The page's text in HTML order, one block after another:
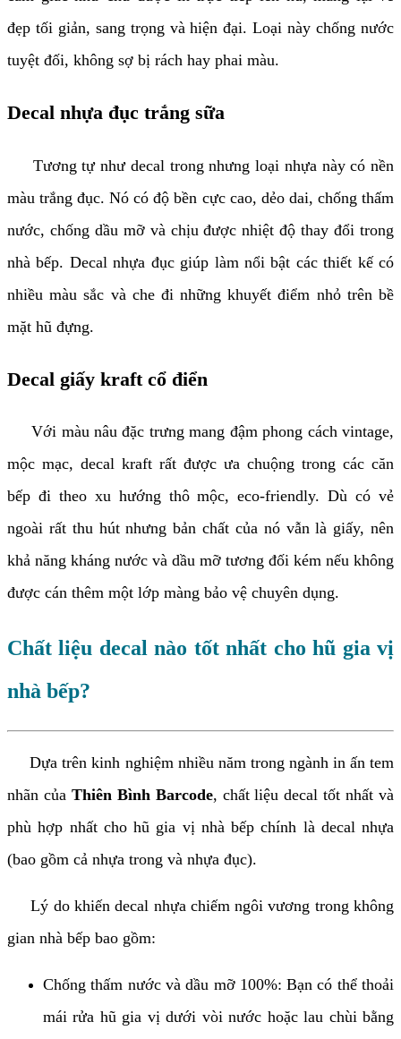
đẹp tối giản, sang trọng và hiện đại. Loại này chống nước
tuyệt đối, không sợ bị rách hay phai màu.
Decal nhựa đục trắng sữa
Tương tự như decal trong nhưng loại nhựa này có nền
màu trắng đục. Nó có độ bền cực cao, dẻo dai, chống thấm
nước, chống dầu mỡ và chịu được nhiệt độ thay đổi trong
nhà bếp. Decal nhựa đục giúp làm nổi bật các thiết kế có
nhiều màu sắc và che đi những khuyết điểm nhỏ trên bề
mặt hũ đựng.
Decal giấy kraft cổ điển
Với màu nâu đặc trưng mang đậm phong cách vintage,
mộc mạc, decal kraft rất được ưa chuộng trong các căn
bếp đi theo xu hướng thô mộc, eco-friendly. Dù có vẻ
ngoài rất thu hút nhưng bản chất của nó vẫn là giấy, nên
khả năng kháng nước và dầu mỡ tương đối kém nếu không
được cán thêm một lớp màng bảo vệ chuyên dụng.
Chất liệu decal nào tốt nhất cho hũ gia vị
nhà bếp?
Dựa trên kinh nghiệm nhiều năm trong ngành in ấn tem
nhãn của Thiên Bình Barcode, chất liệu decal tốt nhất và
phù hợp nhất cho hũ gia vị nhà bếp chính là decal nhựa
(bao gồm cả nhựa trong và nhựa đục).
Lý do khiến decal nhựa chiếm ngôi vương trong không
gian nhà bếp bao gồm:
Chống thấm nước và dầu mỡ 100%: Bạn có thể thoải
mái rửa hũ gia vị dưới vòi nước hoặc lau chùi bằng